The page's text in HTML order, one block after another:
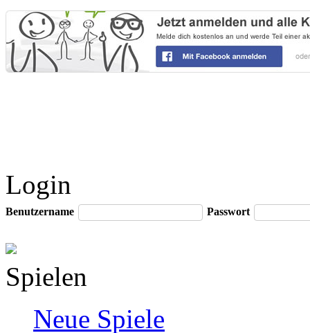
Login
Benutzername Passwort
Spielen
Neue Spiele